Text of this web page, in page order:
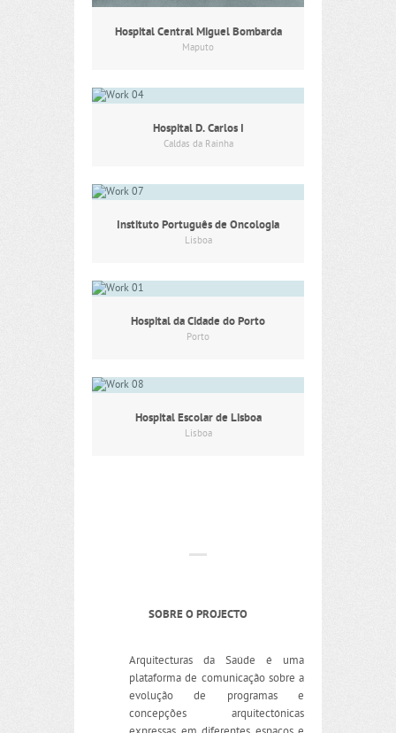
Hospital Central Miguel Bombarda
Maputo
Hospital D. Carlos I
Caldas da Rainha
Instituto Português de Oncologia
Lisboa
Hospital da Cidade do Porto
Porto
Hospital Escolar de Lisboa
Lisboa
SOBRE O PROJECTO
Arquitecturas da Saúde é uma
plataforma de comunicação sobre a
evolução de programas e
concepções arquitectónicas